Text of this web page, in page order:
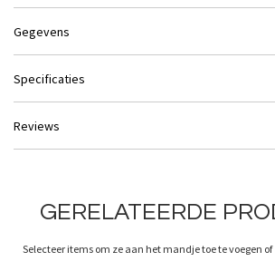
Gegevens
Specificaties
Reviews
GERELATEERDE
Selecteer items om ze aan het mandje toe te voegen of